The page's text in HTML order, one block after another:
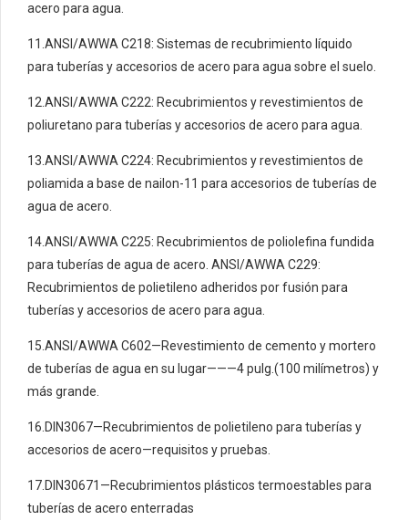
acero para agua.
11.ANSI/AWWA C218: Sistemas de recubrimiento líquido
para tuberías y accesorios de acero para agua sobre el suelo.
12.ANSI/AWWA C222: Recubrimientos y revestimientos de
poliuretano para tuberías y accesorios de acero para agua.
13.ANSI/AWWA C224: Recubrimientos y revestimientos de
poliamida a base de nailon-11 para accesorios de tuberías de
agua de acero.
14.ANSI/AWWA C225: Recubrimientos de poliolefina fundida
para tuberías de agua de acero. ANSI/AWWA C229:
Recubrimientos de polietileno adheridos por fusión para
tuberías y accesorios de acero para agua.
15.ANSI/AWWA C602—Revestimiento de cemento y mortero
de tuberías de agua en su lugar———4 pulg.(100 milímetros) y
más grande.
16.DIN3067—Recubrimientos de polietileno para tuberías y
accesorios de acero—requisitos y pruebas.
17.DIN30671—Recubrimientos plásticos termoestables para
tuberías de acero enterradas